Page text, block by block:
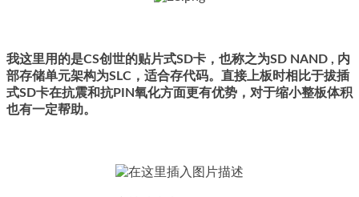
我这里用的是CS创世的贴片式SD卡，也称之为SD NAND , 内
部存储单元架构为SLC，适合存代码。直接上板时相比于拔插
式SD卡在抗震和抗PIN氧化方面更有优势，对于缩小整板体积
也有一定帮助。